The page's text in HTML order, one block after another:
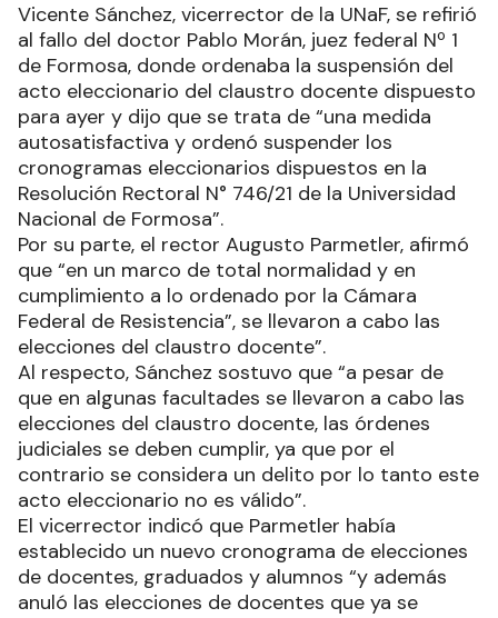
Vicente Sánchez, vicerrector de la UNaF, se refirió
al fallo del doctor Pablo Morán, juez federal Nº 1
de Formosa, donde ordenaba la suspensión del
acto eleccionario del claustro docente dispuesto
para ayer y dijo que se trata de “una medida
autosatisfactiva y ordenó suspender los
cronogramas eleccionarios dispuestos en la
Resolución Rectoral N° 746/21 de la Universidad
Nacional de Formosa”.
Por su parte, el rector Augusto Parmetler, afirmó
que “en un marco de total normalidad y en
cumplimiento a lo ordenado por la Cámara
Federal de Resistencia”, se llevaron a cabo las
elecciones del claustro docente”.
Al respecto, Sánchez sostuvo que “a pesar de
que en algunas facultades se llevaron a cabo las
elecciones del claustro docente, las órdenes
judiciales se deben cumplir, ya que por el
contrario se considera un delito por lo tanto este
acto eleccionario no es válido”.
El vicerrector indicó que Parmetler había
establecido un nuevo cronograma de elecciones
de docentes, graduados y alumnos “y además
anuló las elecciones de docentes que ya se